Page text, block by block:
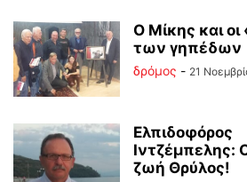
Ο Μίκης και οι
των γηπέδων
δρόμος - 21
Ελπιδοφόρος
Ιντζέμπελης:
ζωή Θρύλος!